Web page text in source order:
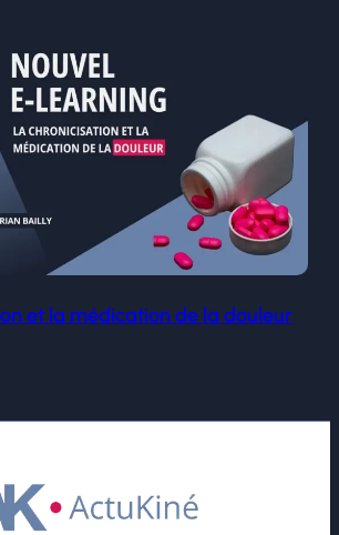
et la médication de la douleur